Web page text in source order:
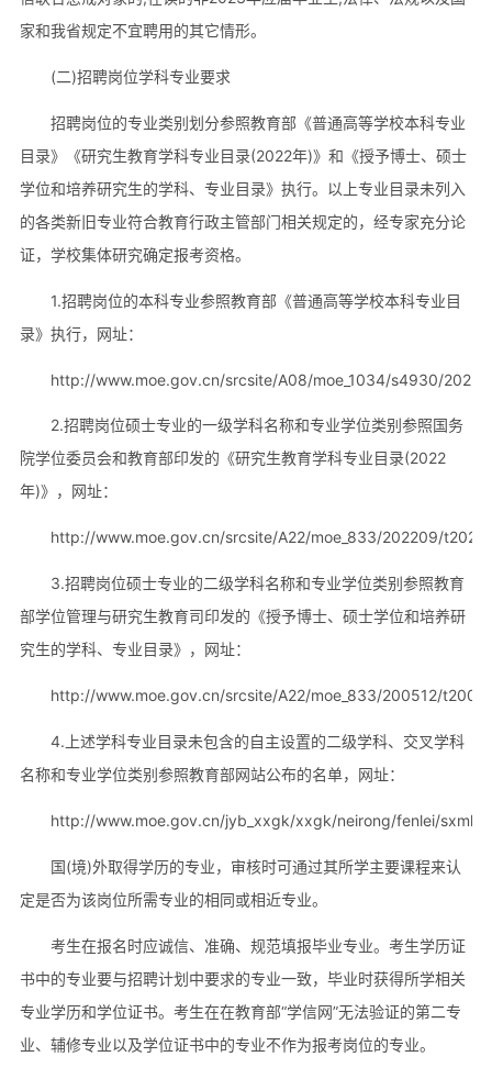
家和我省规定不宜聘用的其它情形。
(二)招聘岗位学科专业要求
招聘岗位的专业类别划分参照教育部《普通高等学校本科专业
目录》《研究生教育学科专业目录(2022年)》和《授予博士、硕士
学位和培养研究生的学科、专业目录》执行。以上专业目录未列入
的各类新旧专业符合教育行政主管部门相关规定的，经专家充分论
证，学校集体研究确定报考资格。
1.招聘岗位的本科专业参照教育部《普通高等学校本科专业目
录》执行，网址：
http://www.moe.gov.cn/srcsite/A08/moe_1034/s4930/
2.招聘岗位硕士专业的一级学科名称和专业学位类别参照国务
院学位委员会和教育部印发的《研究生教育学科专业目录(2022
年)》，网址：
http://www.moe.gov.cn/srcsite/A22/moe_833/202209/
3.招聘岗位硕士专业的二级学科名称和专业学位类别参照教育
部学位管理与研究生教育司印发的《授予博士、硕士学位和培养研
究生的学科、专业目录》，网址：
http://www.moe.gov.cn/srcsite/A22/moe_833/200512/
4.上述学科专业目录未包含的自主设置的二级学科、交叉学科
名称和专业学位类别参照教育部网站公布的名单，网址：
http://www.moe.gov.cn/jyb_xxgk/xxgk/neirong/fenlei/
国(境)外取得学历的专业，审核时可通过其所学主要课程来认
定是否为该岗位所需专业的相同或相近专业。
考生在报名时应诚信、准确、规范填报毕业专业。考生学历证
书中的专业要与招聘计划中要求的专业一致，毕业时获得所学相关
专业学历和学位证书。考生在在教育部“学信网”无法验证的第二专
业、辅修专业以及学位证书中的专业不作为报考岗位的专业。